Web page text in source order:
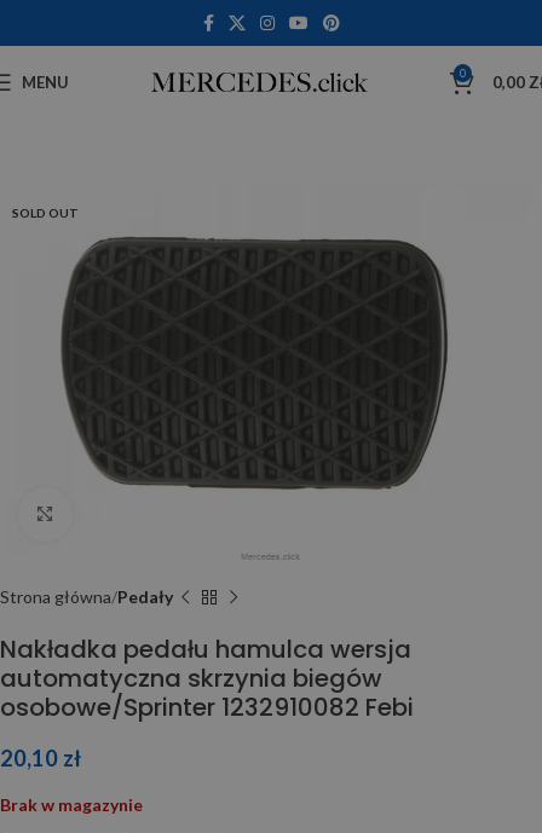
MENU 0 0,00
SOLD OUT
Strona główna Pedały
Nakładka pedału hamulca wersja
automatyczna skrzynia biegów
osobowe/Sprinter 1232910082 Febi
20,10 zł
Brak w magazynie